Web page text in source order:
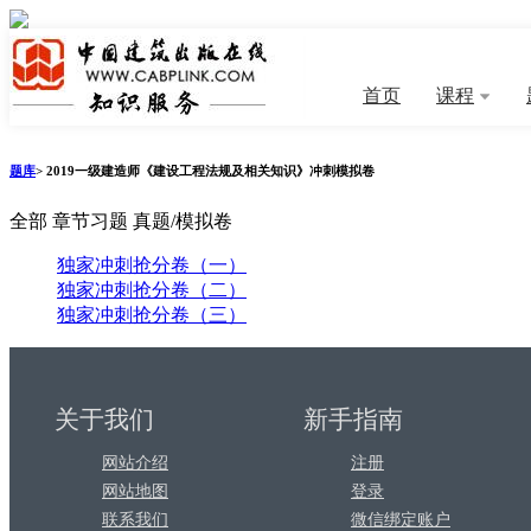
首页 课程
题库> 2019一级建造师《建设工程法规及相关知识》冲刺模拟卷
全部 章节习题 真题/模拟卷
独家冲刺抢分卷（一）
独家冲刺抢分卷（二）
独家冲刺抢分卷（三）
关于我们
网站介绍
网站地图
联系我们
新手指南
注册
登录
微信绑定账户